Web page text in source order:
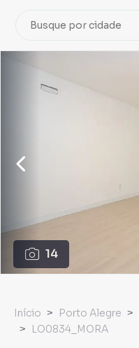
14
Início Porto Alegre
LO0834_MORA